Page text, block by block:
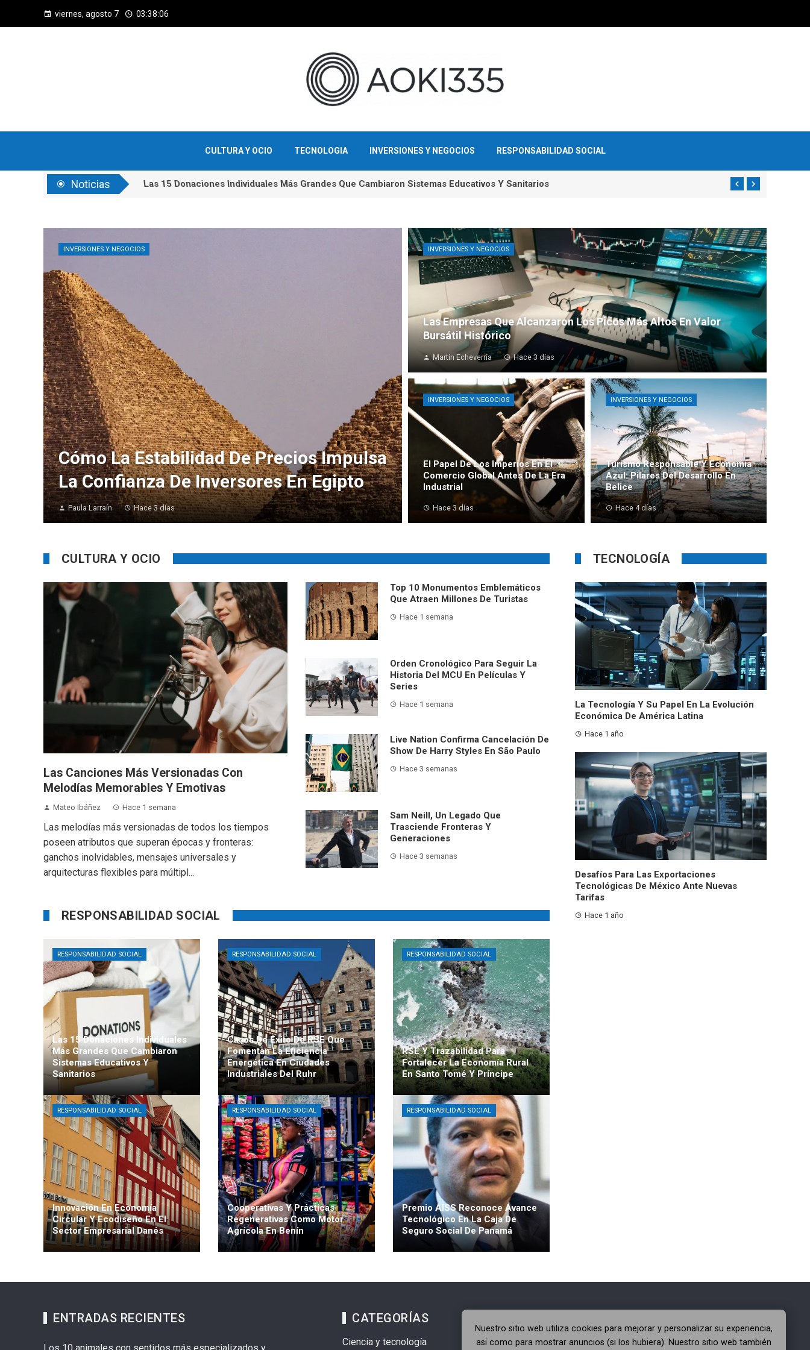
Nuestro sitio web utiliza cookies para mejorar y personalizar su experiencia,
así como para mostrar anuncios (si los hubiera). Nuestro sitio web también
viernes, agosto 7 03:38:07
CULTURA Y OCIO TECNOLOGIA INVERSIONES Y NEGOCIOS RESPONSABILIDAD SOCIAL
Noticias Las 15 Donaciones Individuales Más Grandes Que Cambiaron Sistemas Educativos Y Sanitarios
INVERSIONES Y NEGOCIOS
Cómo La Estabilidad De Precios Impulsa
La Confianza De Inversores En Egipto
Paula Larraín Hace 3 días
INVERSIONES Y NEGOCIOS
Las Empresas Que Alcanzaron Los Picos Más Altos En Valor
Bursátil Histórico
Martín Echeverría Hace 3 días
INVERSIONES Y NEGOCIOS
El Papel De Los Imperios En El
Comercio Global Antes De La Era
Industrial
Hace 3 días
INVERSIONES Y NEGOCIOS
Turismo Responsable Y Economía
Azul: Pilares Del Desarrollo En
Belice
Hace 4 días
CULTURA Y OCIO
Las Canciones Más Versionadas Con
Melodías Memorables Y Emotivas
Mateo Ibáñez Hace 1 semana
Las melodías más versionadas de todos los tiempos
poseen atributos que superan épocas y fronteras:
ganchos inolvidables, mensajes universales y
arquitecturas flexibles para múltipl...
Top 10 Monumentos Emblemáticos
Que Atraen Millones De Turistas
Hace 1 semana
Orden Cronológico Para Seguir La
Historia Del MCU En Películas Y
Series
Hace 1 semana
Live Nation Confirma Cancelación De
Show De Harry Styles En São Paulo
Hace 3 semanas
Sam Neill, Un Legado Que
Trasciende Fronteras Y
Generaciones
Hace 3 semanas
RESPONSABILIDAD SOCIAL
Las 15 Donaciones Individuales
Más Grandes Que Cambiaron
Sistemas Educativos Y
Sanitarios
Hace 3 días
RESPONSABILIDAD SOCIAL
Casos De Éxito De RSE Que
Fomentan La Eficiencia
Energética En Ciudades
Industriales Del Ruhr
Martín Echeverría
semana
RESPONSABILIDAD SOCIAL
RSE Y Trazabilidad Para
Fortalecer La Economía Rural
En Santo Tomé Y Príncipe
Mateo Ibáñez Hace 2 semanas
RESPONSABILIDAD SOCIAL
Innovación En Economía
Circular Y Ecodiseño En El
Sector Empresarial Danés
Martín Echeverría
RESPONSABILIDAD SOCIAL
Cooperativas Y Prácticas
Regenerativas Como Motor
Agrícola En Benín
Paula Larraín Hace 3 semanas
RESPONSABILIDAD SOCIAL
Premio AISS Reconoce Avance
Tecnológico En La Caja De
Seguro Social De Panamá
Mateo Ibáñez Hace 3 semanas
RESPONSABILIDAD SOCIAL
TECNOLOGÍA
La Tecnología Y Su Papel En La Evolución
Económica De América Latina
Hace 1 año
Desafíos Para Las Exportaciones
Tecnológicas De México Ante Nuevas
Tarifas
Hace 1 año
ENTRADAS RECIENTES CATEGORÍAS
Ciencia y tecnología